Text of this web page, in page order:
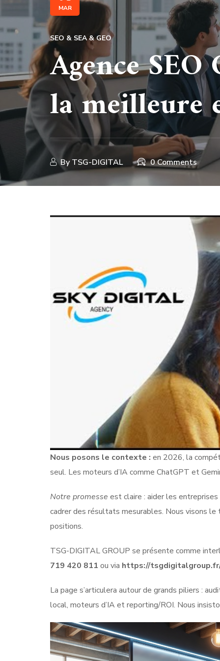
MAR
SEO & SEA & GEO
Agence
la meilleure
ByTSG-DIGITAL 0 Comments
Nous posons le contexte : en 2026, la
seul. Les moteurs d’IA comme ChatGPT et
Notre promesse est claire : aider les
cadrer des résultats mesurables. Nous visons
positions.
TSG-DIGITAL GROUP se présente comme
719 420 811 ou via https://
La page s’articulera autour de grands piliers :
local, moteurs d’IA et reporting/ROI. Nous